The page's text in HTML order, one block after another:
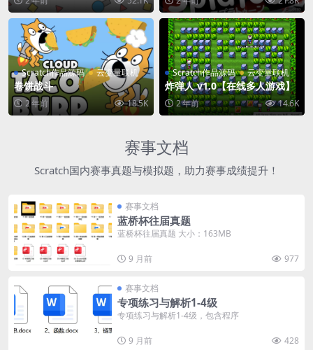
Scratch作品源码 云变量联机
卷饼战斗
2 年前 18.5K
Scratch作品源码 云变量联机
炸弹人 v1.0【在线多人游戏】
2 年前 14.6K
赛事文档
Scratch国内赛事真题与模拟题，助力赛事成绩提升！
赛事文档
蓝桥杯往届真题
蓝桥杯往届真题 大小：163MB
9 月前 977
赛事文档
专项练习与解析1-4级
专项练习与解析1-4级，包含程序
9 月前 428